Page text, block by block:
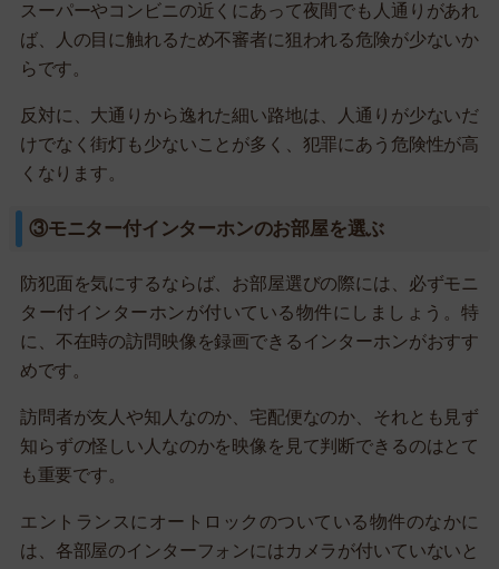
スーパーやコンビニの近くにあって夜間でも人通りがあれ
ば、人の目に触れるため不審者に狙われる危険が少ないか
らです。
反対に、大通りから逸れた細い路地は、人通りが少ないだ
けでなく街灯も少ないことが多く、犯罪にあう危険性が高
くなります。
③モニター付インターホンのお部屋を選ぶ
防犯面を気にするならば、お部屋選びの際には、必ずモニ
ター付インターホンが付いている物件にしましょう。特
に、不在時の訪問映像を録画できるインターホンがおすす
めです。
訪問者が友人や知人なのか、宅配便なのか、それとも見ず
知らずの怪しい人なのかを映像を見て判断できるのはとて
も重要です。
エントランスにオートロックのついている物件のなかに
は、各部屋のインターフォンにはカメラが付いていないと